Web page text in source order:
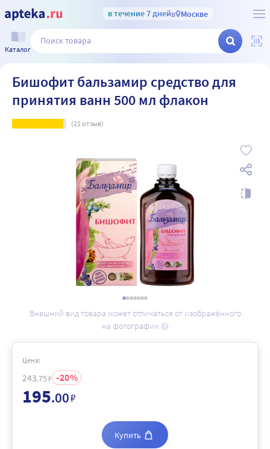
в течение 7 днейв Москве
Каталог
Бишофит бальзамир средство для
принятия ванн 500 мл флакон
(21отзыв)
Внешний вид товара может отличаться от изображённого
на фотографии
Цена:
243.75 ₽ 20
195.00₽
Купить